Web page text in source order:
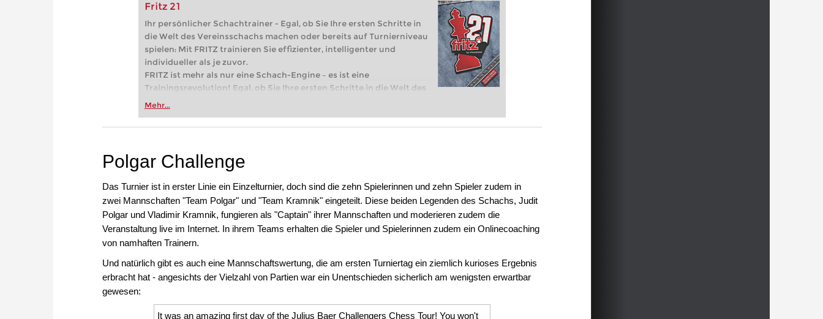
Fritz 21
Ihr persönlicher Schachtrainer - Egal, ob Sie Ihre ersten Schritte in
die Welt des Vereinsschachs machen oder bereits auf Turnierniveau
spielen: Mit FRITZ trainieren Sie effizienter, intelligenter und
individueller als je zuvor.
FRITZ ist mehr als nur eine Schach-Engine – es ist eine
Trainingsrevolution! Egal, ob Sie Ihre ersten Schritte in die Welt des
Vereinsschachs machen oder bereits auf Turnierniveau spielen: Mit
zuvor.
Mehr...
Polgar Challenge
Das Turnier ist in erster Linie ein Einzelturnier, doch sind die zehn Spielerinnen und zehn Spieler zudem in
zwei Mannschaften "Team Polgar" und "Team Kramnik" eingeteilt. Diese beiden Legenden des Schachs, Judit
Polgar und Vladimir Kramnik, fungieren als "Captain" ihrer Mannschaften und moderieren zudem die
Veranstaltung live im Internet. In ihrem Teams erhalten die Spieler und Spielerinnen zudem ein Onlinecoaching
von namhaften Trainern.
Und natürlich gibt es auch eine Mannschaftswertung, die am ersten Turniertag ein ziemlich kurioses Ergebnis
erbracht hat - angesichts der Vielzahl von Partien war ein Unentschieden sicherlich am wenigsten erwartbar
gewesen:
It was an amazing first day of the Julius Baer Challengers Chess Tour! You won't